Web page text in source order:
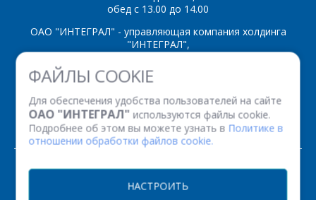
ФАЙЛЫ COOKIE
Для обеспечения удобства пользователей на сайте
ОАО "ИНТЕГРАЛ" используются файлы cookie.
Подробнее об этом вы можете узнать в Политике в
отношении обработки файлов cookie.
НАСТРОИТЬ
обед с 13.00 до 14.00
ОАО "ИНТЕГРАЛ" - управляющая компания холдинга
"ИНТЕГРАЛ",
ул. Казинца И.П., д.121А, комната 327, г. Минск, 220108,
Республика Беларусь
Факс: (+375 17) 338 12 94 УНП 100386629
Рег. номер 100386629 от 01.08.2013 г.
© 2026. Все права защищены.
- обязательные
поля
ОТПРАВИТЬ